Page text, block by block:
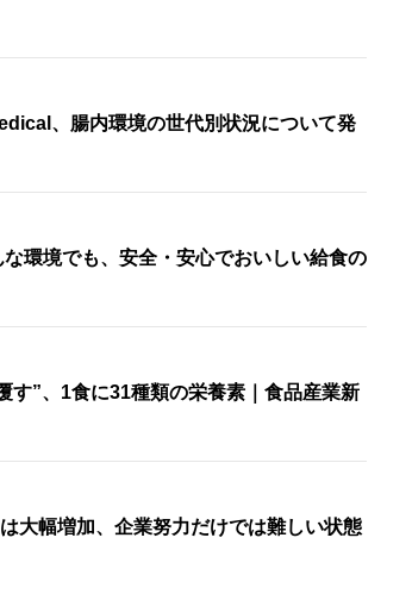
、腸内環境の世代別状況について発
環境でも、安全・安心でおいしい給食の
す”、1食に31種類の栄養素｜食品産業新
大幅増加、企業努力だけでは難しい状態